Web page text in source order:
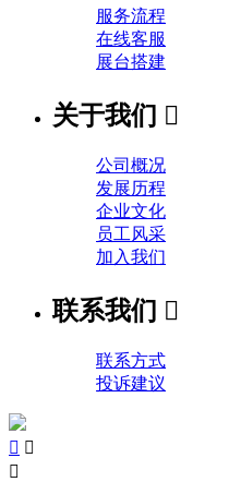
服务流程
在线客服
展台搭建
关于我们 
公司概况
发展历程
企业文化
员工风采
加入我们
联系我们 
联系方式
投诉建议
 
